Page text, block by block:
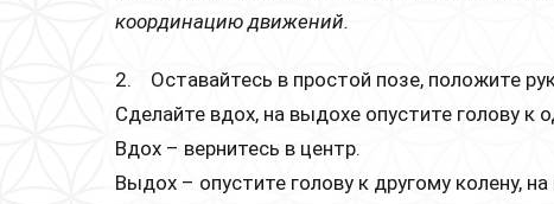
координацию движений.
2. Оставайтесь в простой позе, положите
Сделайте вдох, на выдохе опустите голову к
Вдох – вернитесь в центр.
Выдох – опустите голову к другому колену,